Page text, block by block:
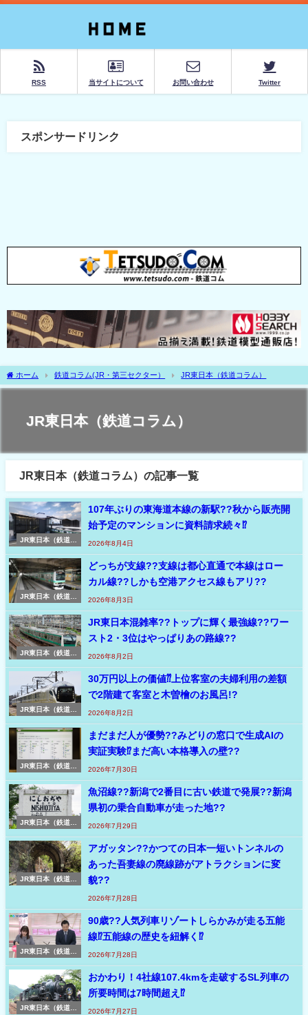
RSS 当サイトについて お問い合わせ Twitter
スポンサードリンク
ホーム 鉄道コラム(JR・第三セクター） JR東日本（鉄道コラム）
JR東日本（鉄道コラム）
JR東日本（鉄道コラム）の記事一覧
JR東日本（鉄道コ
107年ぶりの東海道本線の新駅??秋から販売開
始予定のマンションに資料請求続々⁉
2026年8月4日
JR東日本（鉄道コ
どっちが支線??支線は都心直通で本線はロー
カル線??しかも空港アクセス線もアリ??
2026年8月3日
JR東日本（鉄道コ
JR東日本混雑率??トップに輝く最強線??ワー
スト2・3位はやっぱりあの路線??
2026年8月2日
JR東日本（鉄道コ
30万円以上の価値⁇上位客室の夫婦利用の差額
で2階建て客室と木曽檜のお風呂!?
2026年8月2日
JR東日本（鉄道コ
まだまだ人が優勢??みどりの窓口で生成AIの
実証実験⁉まだ高い本格導入の壁??
2026年7月30日
JR東日本（鉄道コ
魚沼線??新潟で2番目に古い鉄道で発展??新潟
県初の乗合自動車が走った地??
2026年7月29日
JR東日本（鉄道コ
アガッタン??かつての日本一短いトンネルの
あった吾妻線の廃線跡がアトラクションに変
貌??
2026年7月28日
JR東日本（鉄道コ
90歳??人気列車リゾートしらかみが走る五能
線⁉五能線の歴史を紐解く⁉
2026年7月28日
JR東日本（鉄道コ
おかわり！4社線107.4kmを走破するSL列車の
所要時間は7時間超え⁉
2026年7月27日